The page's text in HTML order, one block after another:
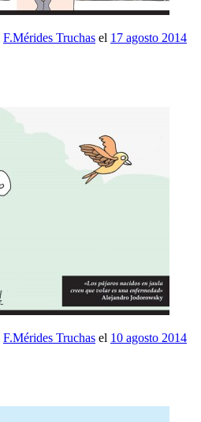
F.Mérides Truchas el 17 agosto 2014
F.Mérides Truchas el 10 agosto 2014